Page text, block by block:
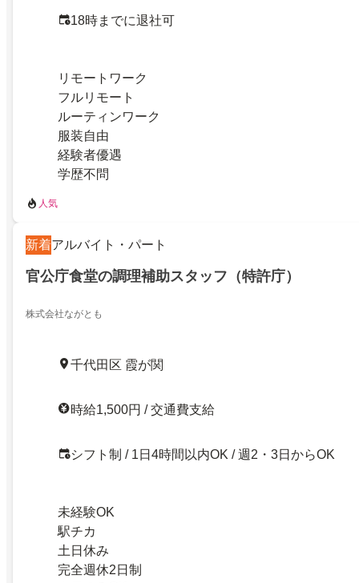
18時までに退社可
リモートワーク
フルリモート
ルーティンワーク
服装自由
経験者優遇
学歴不問
人気
新着アルバイト・パート
官公庁食堂の調理補助スタッフ（特許庁）
株式会社ながとも
千代田区 霞が関
時給1,500円 / 交通費支給
シフト制 / 1日4時間以内OK / 週2・3日からOK
未経験OK
駅チカ
土日休み
完全週休2日制